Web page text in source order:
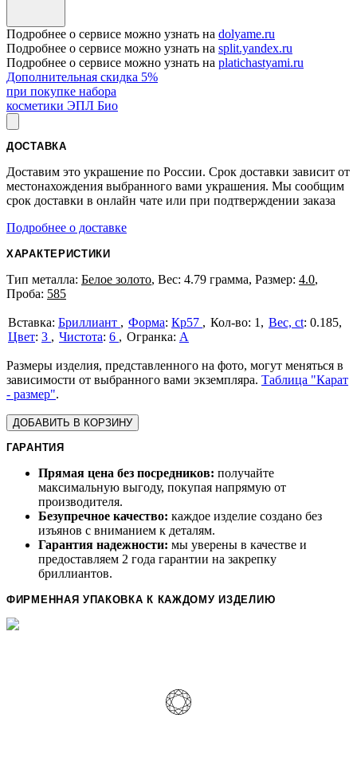
Подробнее о сервисе можно узнать на dolyame.ru
Подробнее о сервисе можно узнать на split.yandex.ru
Подробнее о сервисе можно узнать на platichastyami.ru
Дополнительная скидка 5%
при покупке набора
косметики ЭПЛ Био
ДОСТАВКА
Доставим это украшение по России. Срок доставки зависит от
местонахождения выбранного вами украшения. Мы сообщим
срок доставки в онлайн чате или при подтверждении заказа
Подробнее о доставке
ХАРАКТЕРИСТИКИ
Тип металла: Белое золото, Вес: 4.79 грамма, Размер: 4.0,
Проба: 585
Бриллиант Форма: Кр57 1 Вес, ct: 0.185
Цвет: 3 Чистота: 6 А
Размеры изделия, представленного на фото, могут меняться в
зависимости от выбранного вами экземпляра. Таблица "Карат
- размер".
ДОБАВИТЬ В КОРЗИНУ
ГАРАНТИЯ
Прямая цена без посредников: получайте
максимальную выгоду, покупая напрямую от
производителя.
Безупречное качество: каждое изделие создано без
изъянов с вниманием к деталям.
Гарантия надежности: мы уверены в качестве и
предоставляем 2 года гарантии на закрепку
бриллиантов.
ФИРМЕННАЯ УПАКОВКА К КАЖДОМУ ИЗДЕЛИЮ